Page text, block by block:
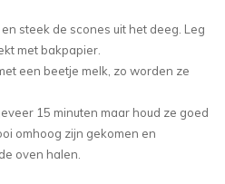
steek de scones uit het deeg. Leg
met bakpapier.
een beetje melk, zo worden ze
15 minuten maar houd ze goed
omhoog zijn gekomen en
oven halen.